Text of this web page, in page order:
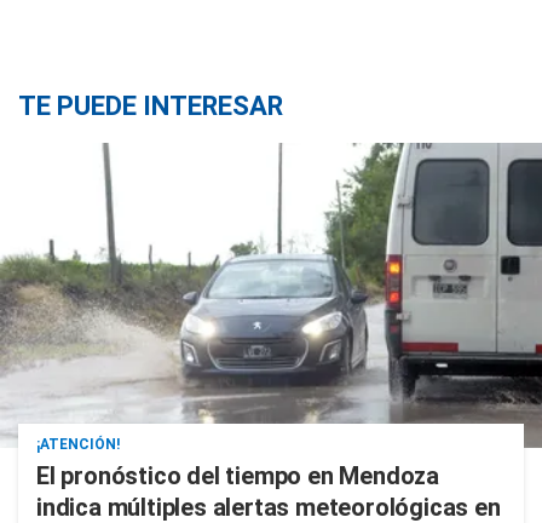
TE PUEDE INTERESAR
¡ATENCIÓN!
El pronóstico del tiempo en Mendoza
indica múltiples alertas meteorológicas en